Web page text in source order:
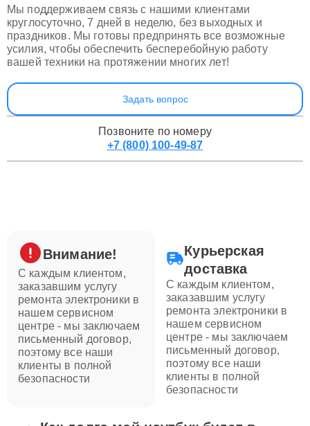
Мы поддерживаем связь с нашими клиентами
круглосуточно, 7 дней в неделю, без выходных и
праздников. Мы готовы предпринять все возможные
усилия, чтобы обеспечить бесперебойную работу
вашей техники на протяжении многих лет!
Задать вопрос
Позвоните по номеру
+7 (800) 100-49-87
Внимание!
С каждым клиентом,
заказавшим услугу
ремонта электроники в
нашем сервисном
центре - мы заключаем
письменный договор,
поэтому все наши
клиенты в полной
безопасности
Курьерская
доставка
С каждым клиентом,
заказавшим услугу
ремонта электроники в
нашем сервисном
центре - мы заключаем
письменный договор,
поэтому все наши
клиенты в полной
безопасности